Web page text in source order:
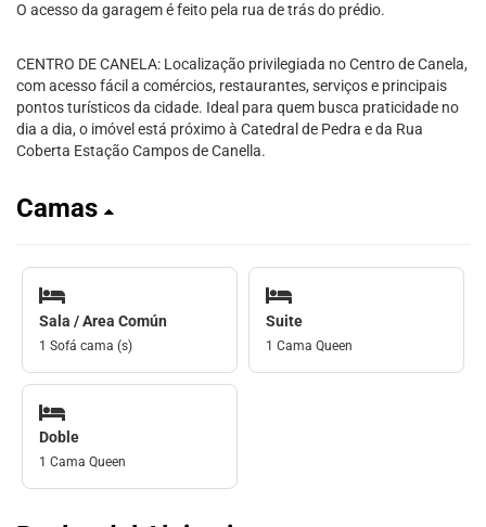
O acesso da garagem é feito pela rua de trás do prédio.
CENTRO DE CANELA: Localização privilegiada no Centro de Canela,
com acesso fácil a comércios, restaurantes, serviços e principais
pontos turísticos da cidade. Ideal para quem busca praticidade no
dia a dia, o imóvel está próximo à Catedral de Pedra e da Rua
Coberta Estação Campos de Canella.
Camas
Sala / Area Común
1 Sofá cama (s)
Suite
1 Cama Queen
Doble
1 Cama Queen